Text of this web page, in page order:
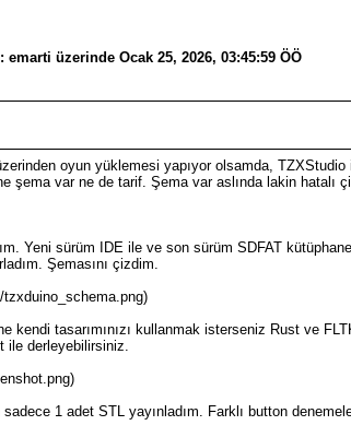
üzerinde Ocak 25, 2026, 03:45:59 ÖÖ
oyun yüklemesi yapıyor olsamda,
şema var ne de tarif. Şema var aslında lakin hatalı
Yeni sürüm IDE ile ve son sürüm SDFAT
Şemasını çizdim.
tasarımınızı kullanmak isterseniz Rust ve
ile derleyebilirsiniz.
1 adet STL yayınladım. Farklı button